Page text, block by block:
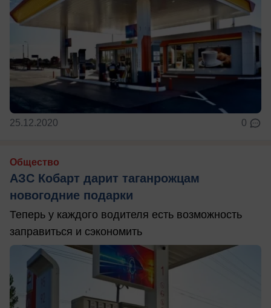
25.12.2020 0
Общество
АЗС Кобарт дарит таганрожцам
новогодние подарки
Теперь у каждого водителя есть возможность
заправиться и сэкономить